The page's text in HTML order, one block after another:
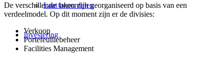
Laat beoordelen
Investering
De verschillende taken zijn georganiseerd op basis van een
verdeelmodel. Op dit moment zijn er de divisies:
Verkoop
Portefeuillebeheer
Facilities Management